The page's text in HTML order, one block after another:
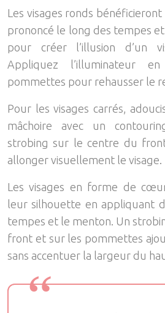
Les visages ronds
prononcé le long des tempes
pour créer l’illusion d’un
Appliquez l’illuminateur
pommettes pour rehausser le
Pour les visages carrés,
mâchoire avec un
strobing sur le centre du
allonger visuellement le visage.
Les visages en forme de
leur silhouette en appliquant
tempes et le menton. Un
front et sur les pommettes
sans accentuer la largeur du